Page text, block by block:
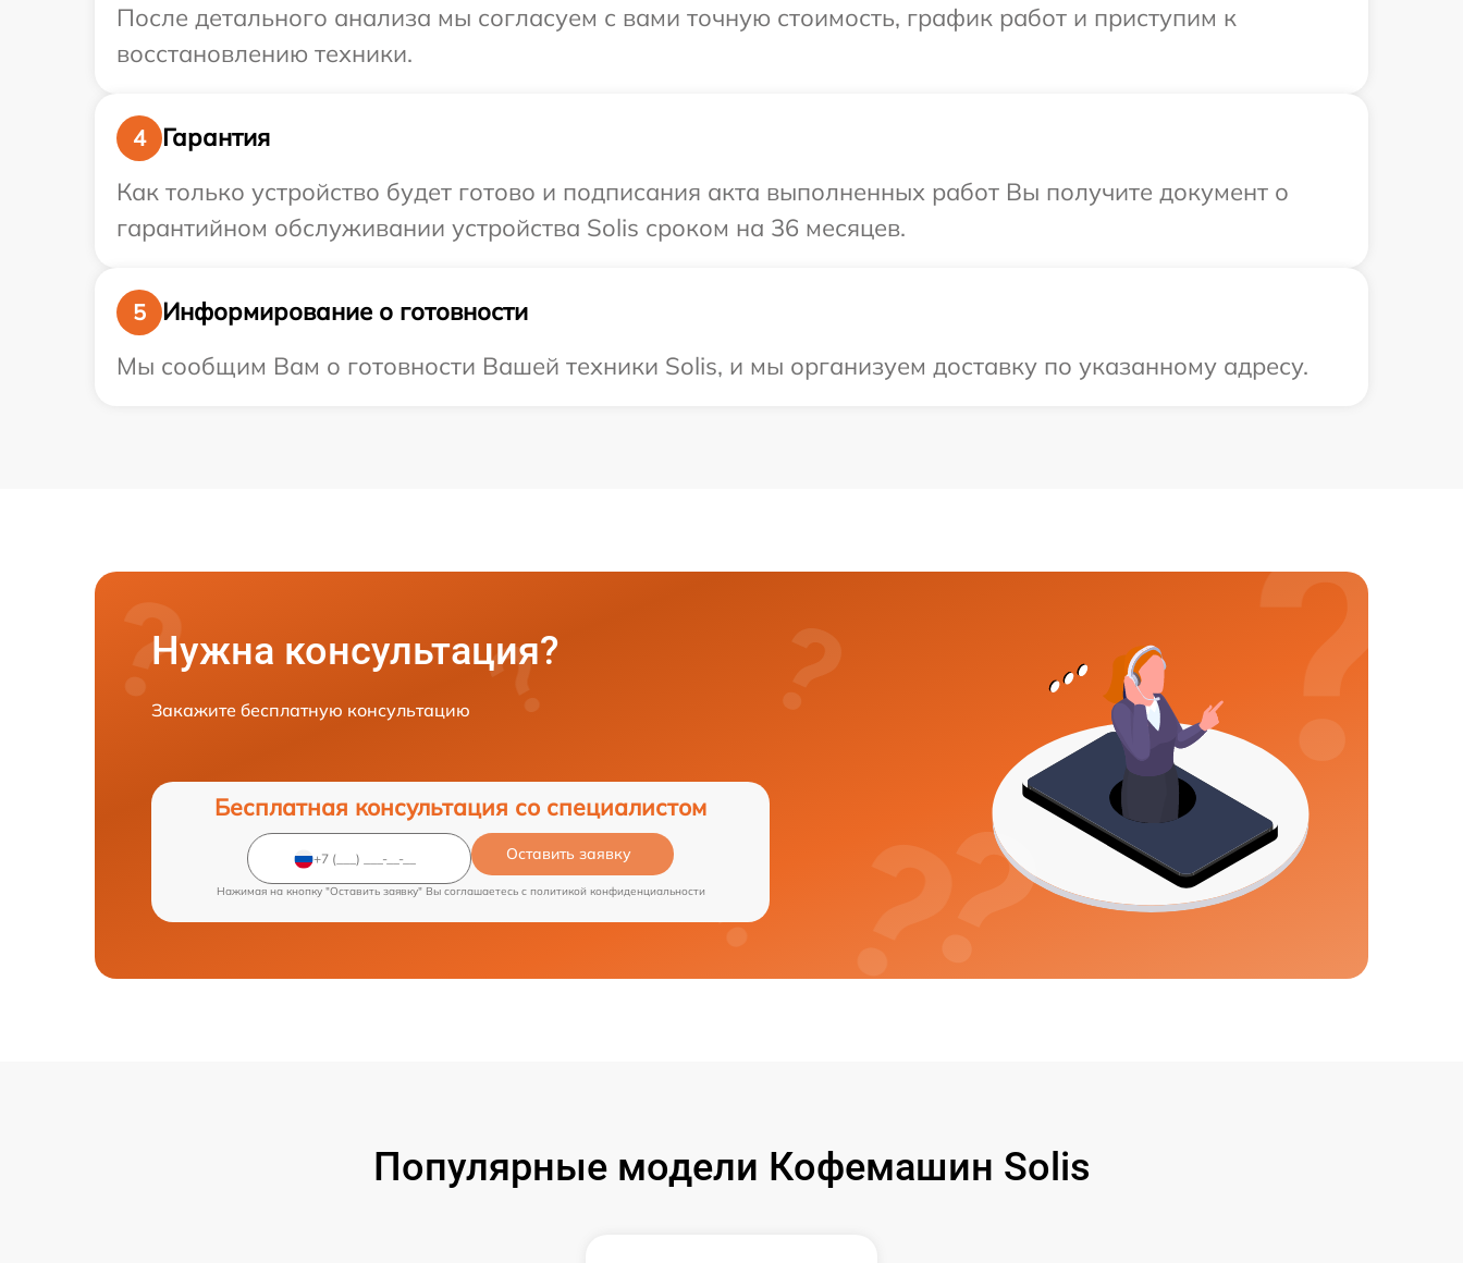
После детального анализа мы согласуем с вами точную стоимость, график работ и приступим к
восстановлению техники.
4
Гарантия
Как только устройство будет готово и подписания акта выполненных работ Вы получите документ о
гарантийном обслуживании устройства Solis сроком на 36 месяцев.
5
Информирование о готовности
Мы сообщим Вам о готовности Вашей техники Solis, и мы организуем доставку по указанному адресу.
Нужна консультация?
Закажите бесплатную консультацию
Бесплатная консультация со специалистом
Оставить заявку
Нажимая на кнопку "Оставить заявку" Вы соглашаетесь c политикой конфиденциальности
Популярные модели Кофемашин Solis